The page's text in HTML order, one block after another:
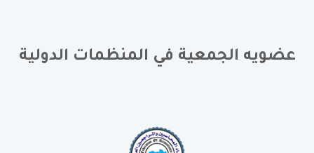
عضويه الجمعية في المنظمات الدولية